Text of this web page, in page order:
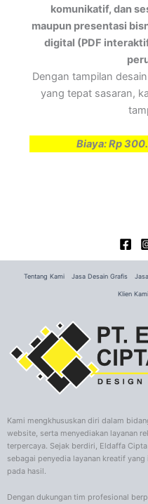
komunikatif, dan
maupun presentasi
digital (PDF
Dengan tampilan
yang tepat sasaran,
Biaya: Rp
Tentang Kami Jasa Desain Grafis
Klien Kami
Kami mengkhususkan diri dalam
website, serta menyediakan layanan
terpercaya. Sejak berdiri, Eldaffa
sebagai penyedia layanan kreatif
pada hasil.
Dengan dukungan tim profesional